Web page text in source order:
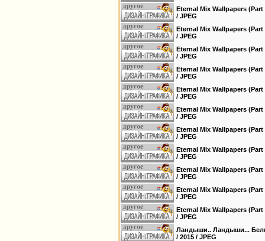
Eternal Mix Wallpapers
/ JPEG
Eternal Mix Wallpapers
/ JPEG
Eternal Mix Wallpapers
/ JPEG
Eternal Mix Wallpapers
/ JPEG
Eternal Mix Wallpapers
/ JPEG
Eternal Mix Wallpapers
/ JPEG
Eternal Mix Wallpapers
/ JPEG
Eternal Mix Wallpapers
/ JPEG
Eternal Mix Wallpapers
/ JPEG
Eternal Mix Wallpapers
/ JPEG
Eternal Mix Wallpapers
/ JPEG
Ландыши.. Ландыши...
/ 2015 / JPEG